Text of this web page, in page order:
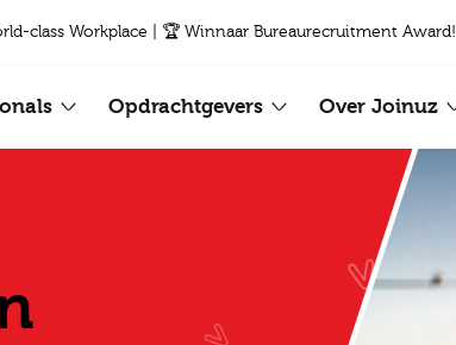
class Workplace | 🏆 Winnaar Bureaurecruitment Award!
Opdrachtgevers Over Joinuz